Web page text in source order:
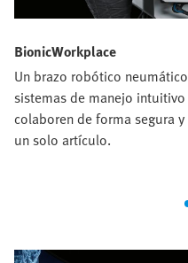
BionicWorkplace
Un brazo robótico
sistemas de manejo
colaboren de forma segura
un solo artículo.